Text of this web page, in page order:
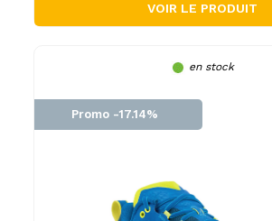
VOIR LE PRODUIT
en stock
Promo -17.14%